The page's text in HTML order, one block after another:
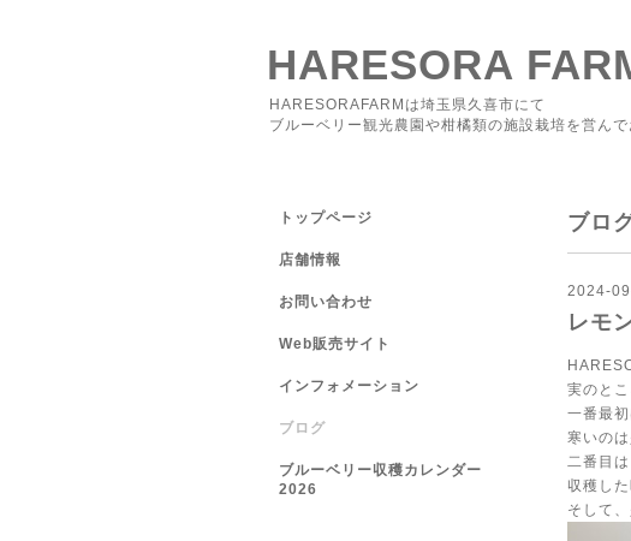
HARESORA
HARESORAFARMは埼玉県久喜市にて
ブルーベリー観光農園や柑橘類の施設栽培を営んで
ブロ
2024-
レモ
実のと
一番最
寒いの
二番目
収穫し
そして
トップページ
店舗情報
お問い合わせ
Web販売サイト
インフォメーション
ブログ
ブルーベリー収穫カレンダー
2026